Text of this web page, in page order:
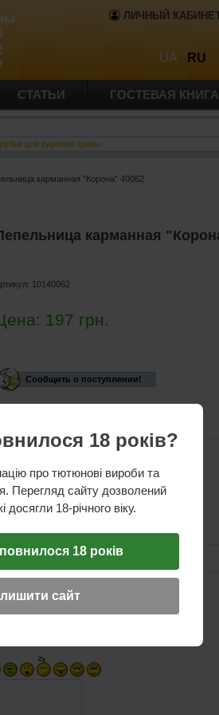
ЛИЧНЫЙ
UA RU
СТАТЬИ ГОСТЕВАЯ КНИГА
для курения травы
карманная "Корона" 40062
карманная
10140062
197 грн.
Сообщить о поступлении!
18 років?
про тютюнові вироби та
Перегляд сайту дозволений
18-річного віку.
18 років
сайт